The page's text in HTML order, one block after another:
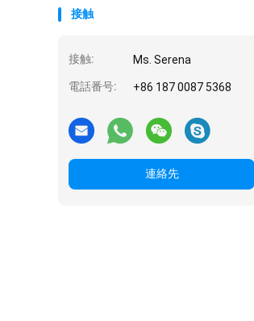
接触
接触: Ms. Serena
電話番号: +86 187 0087 5368
連絡先